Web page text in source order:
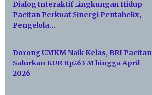
Dialog Interaktif Lingkungan Hidup
Pacitan Perkuat Sinergi Pentahelix,
Pengelola…
Dorong UMKM Naik Kelas, BRI Pacitan
Salurkan KUR Rp263 M hingga April
2026